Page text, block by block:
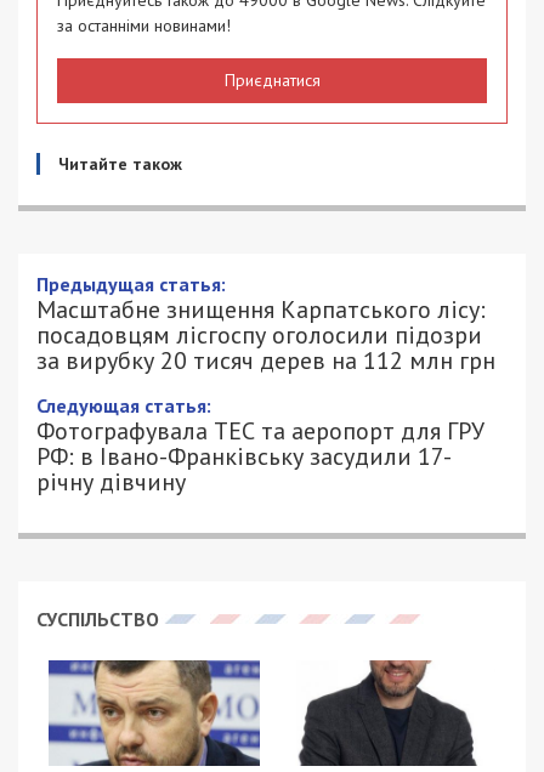
за останніми новинами!
Приєднатися
Читайте також
Предыдущая статья:
Масштабне знищення Карпатського лісу:
посадовцям лісгоспу оголосили підозри
за вирубку 20 тисяч дерев на 112 млн грн
Следующая статья:
Фотографувала ТЕС та аеропорт для ГРУ
РФ: в Івано-Франківську засудили 17-
річну дівчину
СУСПІЛЬСТВО